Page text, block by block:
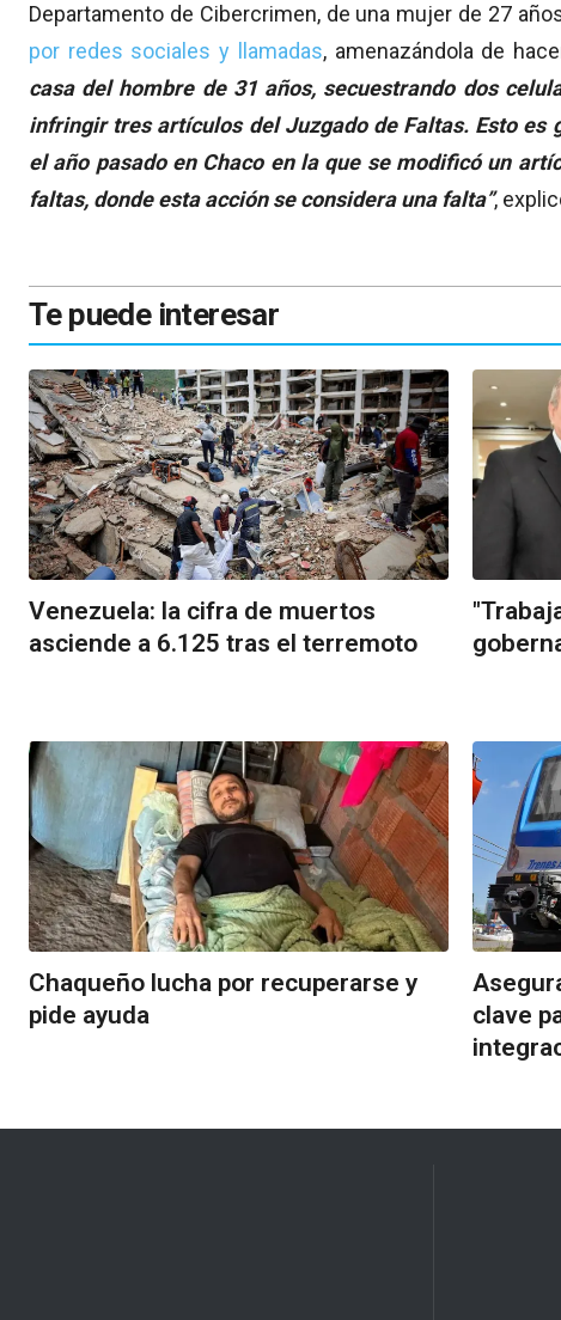
Departamento de Cibercrimen, de una mujer de 27
por redes sociales y llamadas, amenazándola de
casa del hombre de 31 años, secuestrando dos
infringir tres artículos del Juzgado de Faltas. Esto es
el año pasado en Chaco en la que se modificó un
faltas, donde esta acción se considera una falta’’,
Te puede interesar
Venezuela: la cifra de muertos
asciende a 6.125 tras el terremoto
Chaqueño lucha por recuperarse y
pide ayuda
clave